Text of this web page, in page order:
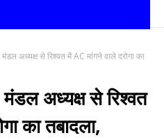
अध्यक्ष से रिश्वत में AC मांगने वाले दरोगा का
अध्यक्ष से रिश्वत
का तबादला,